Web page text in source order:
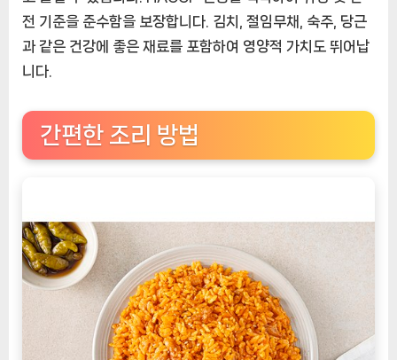
전 기준을 준수함을 보장합니다. 김치, 절임무채, 숙주, 당근
과 같은 건강에 좋은 재료를 포함하여 영양적 가치도 뛰어납
니다.
간편한 조리 방법